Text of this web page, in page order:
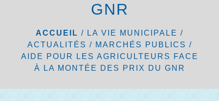
GNR
ACCUEIL / LA VIE MUNICIPALE /
ACTUALITÉS / MARCHÉS PUBLICS /
AIDE POUR LES AGRICULTEURS FACE
À LA MONTÉE DES PRIX DU GNR